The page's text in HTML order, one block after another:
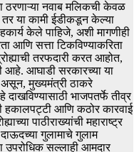
ठरणाऱ्या नवाब मलिकची केवळ
या कामी ईडीकडून केल्या
केले पाहिजे, अशी मागणीही
आणि सत्ता टिकविण्याकरिता
तरफदारी करत आहोत,
आहे. आघाडी सरकारच्या या
असून, मुख्यमंत्री ठाकरे
दाखविण्यासाठी भाजपतर्फे तीव्र
आणि कठोर कारवाई
पाठीराख्यांची महाराष्ट्र
दाऊदच्या गुलामाचे गुलाम
उपरोधिक सल्लाही आमदार